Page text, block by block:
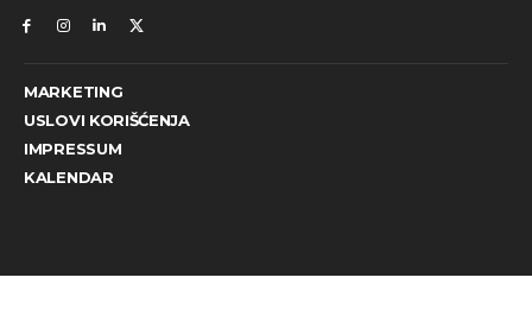
MARKETING
USLOVI KORIŠĆENJA
IMPRESSUM
KALENDAR